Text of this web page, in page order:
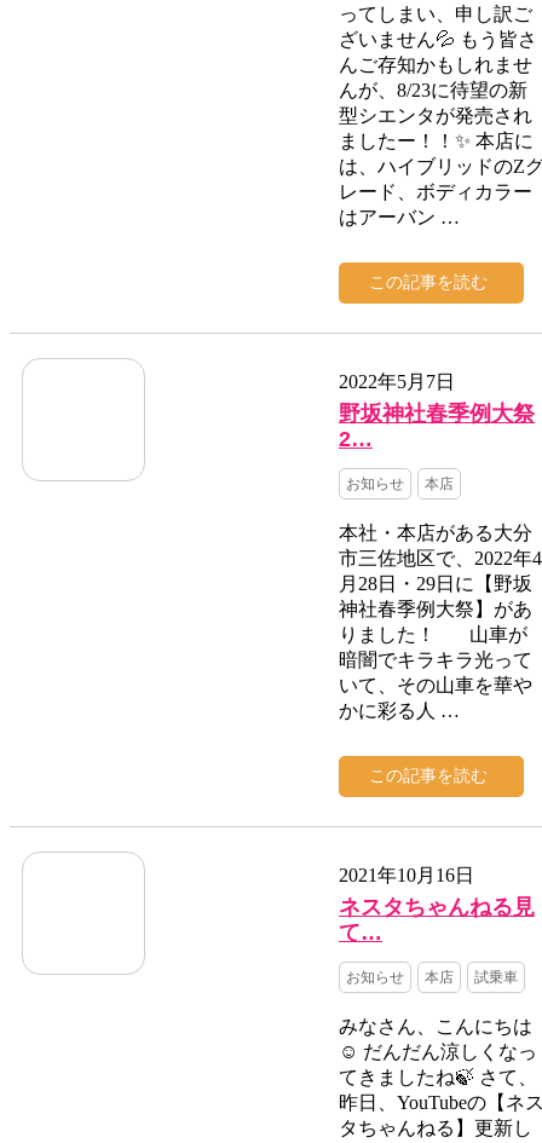
ってしまい、申し訳ご
ざいません💦 もう皆さ
んご存知かもしれませ
んが、8/23に待望の新
型シエンタが発売され
ましたー！！✨ 本店に
は、ハイブリッドのZ
レード、ボディカラー
はアーバン …
この記事を読む
2022年5月7日
野坂神社春季例大祭
2…
お知らせ 本店
本社・本店がある大分
市三佐地区で、2022年4
月28日・29日に【野坂
神社春季例大祭】があ
りました！ 山車が
暗闇でキラキラ光って
いて、その山車を華や
かに彩る人 …
この記事を読む
2021年10月16日
ネスタちゃんねる見
て…
お知らせ 本店 試乗車
みなさん、こんにちは
☺ だんだん涼しくなっ
てきましたね🍃 さて、
昨日、YouTubeの【ネ
タちゃんねる】更新し